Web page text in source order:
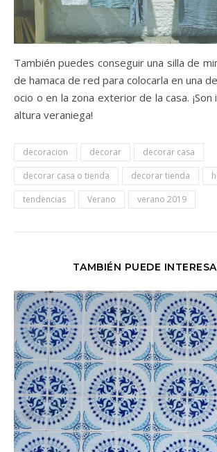
También puedes conseguir una silla de
de hamaca de red para colocarla en una
ocio o en la zona exterior de la casa.
altura veraniega!
decoracion decorar
decorar casa
decorar casa o tienda
decorar tienda
tendencias
Verano verano 2019
TAMBIÉN PUEDE